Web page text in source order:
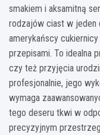
smakiem i aksamitną
rodzajów ciast w jeden
amerykańscy
przepisami. To idealna
czy też przyjęcia
profesjonalnie, jego
wymaga
tego deseru tkwi w
precyzyjnym